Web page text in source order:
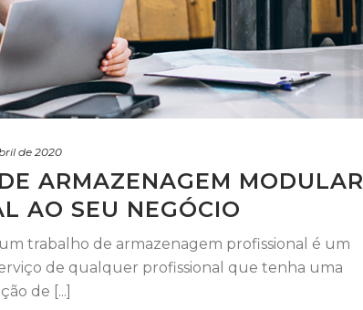
de 2020
ARMAZENAGEM MODULAR
AO SEU NEGÓCIO
trabalho de armazenagem profissional é um
de qualquer profissional que tenha uma
de [...]